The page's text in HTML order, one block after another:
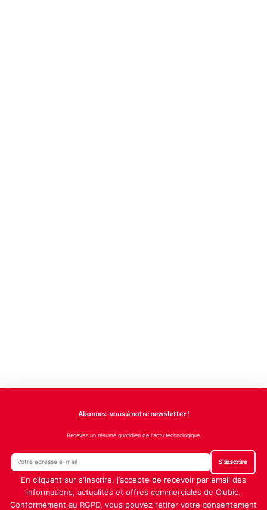
Abonnez-vous à notre newsletter !
Recevez un résumé quotidien de l'actu technologique.
S'inscrire
En cliquant sur s'inscrire, j’accepte de recevoir par email des
informations, actualités et offres commerciales de Clubic.
Conformément au RGPD, vous pouvez retirer votre consentement